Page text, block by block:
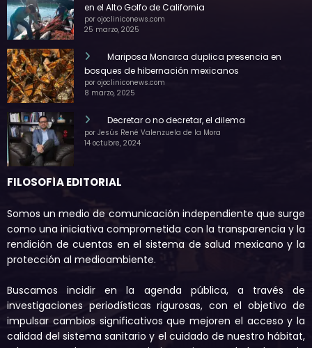
en el Alto Golfo de California
por ojocliniconews.com
25 marzo, 2025
Mariposa Monarca duplica presencia en
bosques de hibernación mexicanos
por ojocliniconews.com
8 marzo, 2025
Decretar o no decretar, el dilema
por Jesús René Valenzuela de la Mora
14 octubre, 2024
FILOSOFÍA EDITORIAL
Somos un medio de comunicación independiente que surge
como una iniciativa comprometida con la transparencia y la
rendición de cuentas en el sistema de salud mexicano y la
protección al medioambiente.
Buscamos incidir en la agenda pública, a través de
investigaciones periodísticas rigurosas, con el objetivo de
impulsar cambios significativos que mejoren el acceso y la
calidad del sistema sanitario y el cuidado de nuestro hábitat,